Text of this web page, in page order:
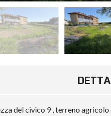
del civico 9 , terreno